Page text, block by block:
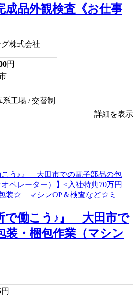
成品外観検査《お仕事
株式会社
円
工場 / 交替制
詳細を表示
で働こう♪』 大田市で
装・梱包作業（マシン
円